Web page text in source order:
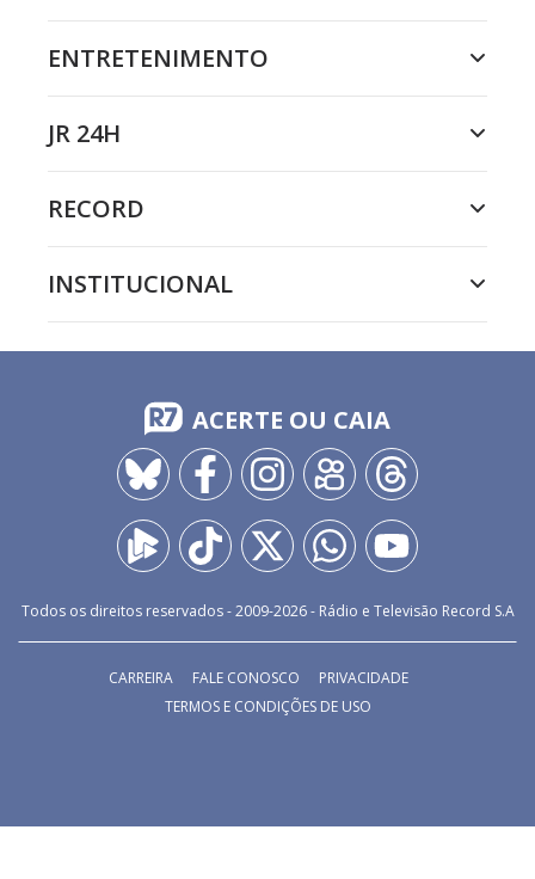
ENTRETENIMENTO
JR 24H
RECORD
INSTITUCIONAL
ACERTE OU CAIA
Todos os direitos reservados - 2009-2026- Rádio e Televisão Record S.A
CARREIRA FALE CONOSCO
PRIVACIDADE
TERMOS E CONDIÇÕES DE USO